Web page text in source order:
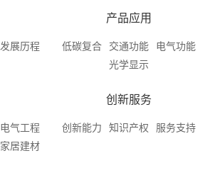
发展历程
产品应用
低碳复合 交通功能
电气功能
光学显示
电气工程
家居建材
创新服务
创新能力 知识产权 服务支持